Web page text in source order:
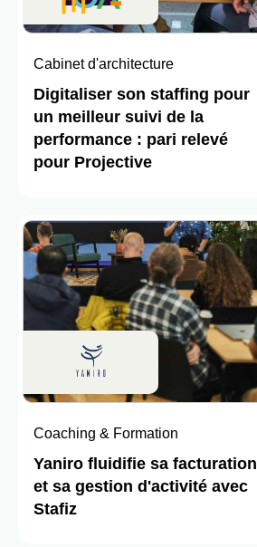
Cabinet d'architecture
Digitaliser son staffing pour
un meilleur suivi de la
performance : pari relevé
pour Projective
Coaching & Formation
Yaniro fluidifie sa facturation
et sa gestion d'activité avec
Stafiz